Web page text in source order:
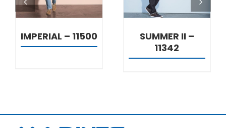
IMPERIAL – 11500
SUMMER II –
11342